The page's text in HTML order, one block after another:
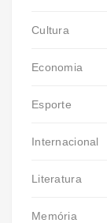
Cultura
Economia
Esporte
Internacional
Literatura
Memória